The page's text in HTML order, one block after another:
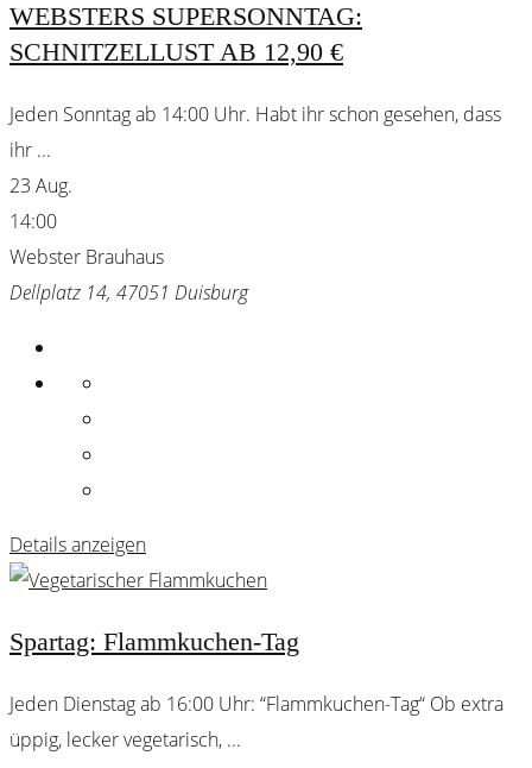
WEBSTERS SUPERSONNTAG:
SCHNITZELLUST AB 12,90 €
Jeden Sonntag ab 14:00 Uhr. Habt ihr schon gesehen, dass
ihr ...
23 Aug.
14:00
Webster Brauhaus
Dellplatz 14, 47051 Duisburg
Details anzeigen
Spartag: Flammkuchen-Tag
Jeden Dienstag ab 16:00 Uhr: “Flammkuchen-Tag“ Ob extra
üppig, lecker vegetarisch, ...